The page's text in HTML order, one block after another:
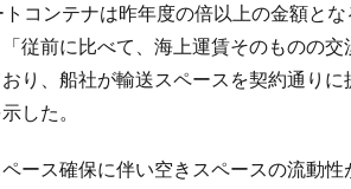
コンテナは昨年度の倍以上の金額と
従前に比べて、海上運賃そのものの
り、船社が輸送スペースを契約通り
した。
ース確保に伴い空きスペースの流動